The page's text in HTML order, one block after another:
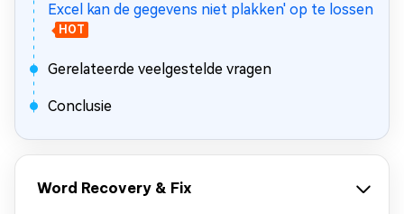
Excel kan de gegevens niet plakken' op te lossen
HOT
Gerelateerde veelgestelde vragen
Conclusie
Word Recovery & Fix